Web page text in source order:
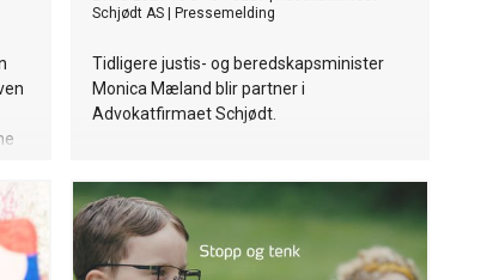
til
Schjødt AS
Pressemelding
Tidligere justis- og beredskapsminister
Monica Mæland blir partner i
Advokatfirmaet Schjødt.